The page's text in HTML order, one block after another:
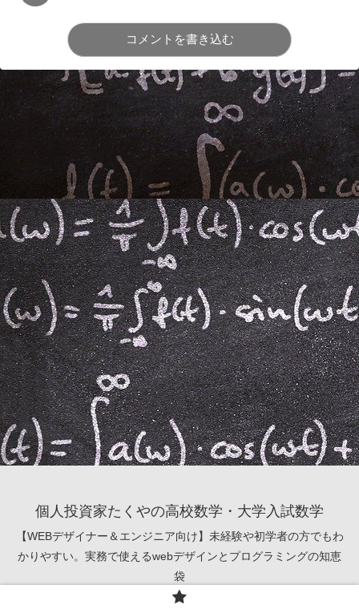
コメントを書き込む
個人投資家たくやの高校数学・大学入試数学
【WEBデザイナー＆エンジニア向け】未経験や初学者の方でもわ
かりやすい。実務で使えるwebデザインとプログラミングの知恵
袋
© 2021 個人投資家たくやの高校数学・大学入試数学.